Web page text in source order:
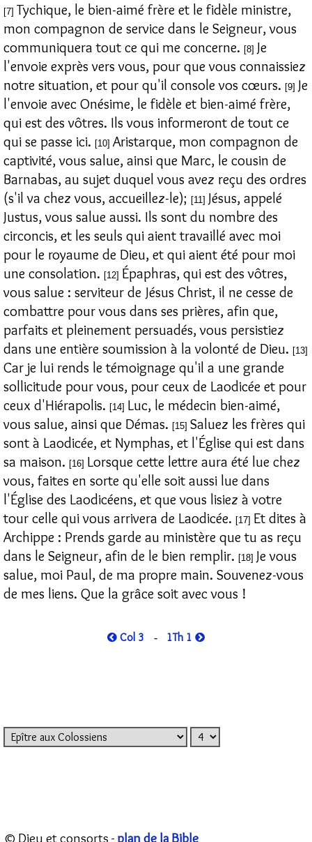
[7] Tychique, le bien-aimé frère et le fidèle ministre,
mon compagnon de service dans le Seigneur, vous
communiquera tout ce qui me concerne. [8] Je
l'envoie exprès vers vous, pour que vous connaissiez
notre situation, et pour qu'il console vos cœurs. [9] Je
l'envoie avec Onésime, le fidèle et bien-aimé frère,
qui est des vôtres. Ils vous informeront de tout ce
qui se passe ici. [10] Aristarque, mon compagnon de
captivité, vous salue, ainsi que Marc, le cousin de
Barnabas, au sujet duquel vous avez reçu des ordres
(s'il va chez vous, accueillez-le); [11] Jésus, appelé
Justus, vous salue aussi. Ils sont du nombre des
circoncis, et les seuls qui aient travaillé avec moi
pour le royaume de Dieu, et qui aient été pour moi
une consolation. [12] Épaphras, qui est des vôtres,
vous salue : serviteur de Jésus Christ, il ne cesse de
combattre pour vous dans ses prières, afin que,
parfaits et pleinement persuadés, vous persistiez
dans une entière soumission à la volonté de Dieu. [13]
Car je lui rends le témoignage qu'il a une grande
sollicitude pour vous, pour ceux de Laodicée et pour
ceux d'Hiérapolis. [14] Luc, le médecin bien-aimé,
vous salue, ainsi que Démas. [15] Saluez les frères qui
sont à Laodicée, et Nymphas, et l'Église qui est dans
sa maison. [16] Lorsque cette lettre aura été lue chez
vous, faites en sorte qu'elle soit aussi lue dans
l'Église des Laodicéens, et que vous lisiez à votre
tour celle qui vous arrivera de Laodicée. [17] Et dites à
Archippe : Prends garde au ministère que tu as reçu
dans le Seigneur, afin de le bien remplir. [18] Je vous
salue, moi Paul, de ma propre main. Souvenez-vous
de mes liens. Que la grâce soit avec vous !
Col 3 - 1Th 1
© Dieu et consorts - plan de la Bible